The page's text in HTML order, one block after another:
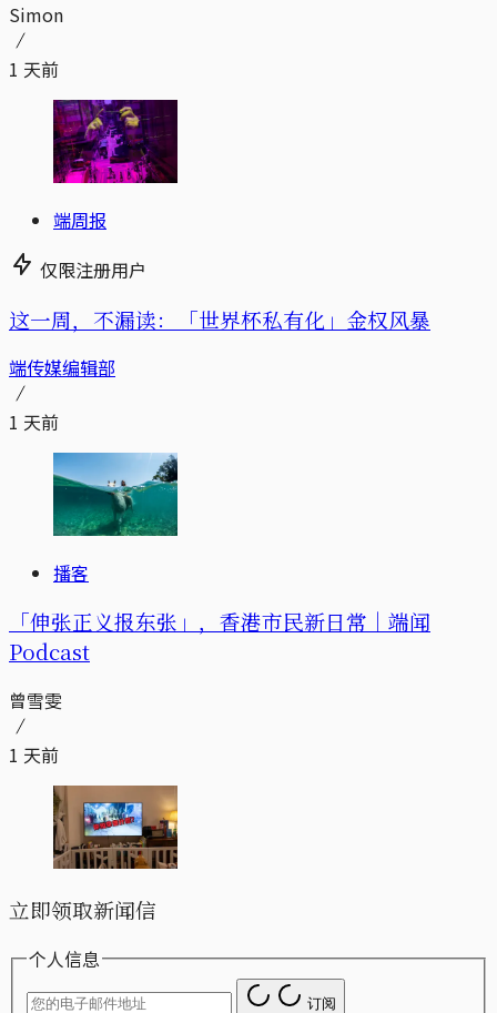
Simon
1 天前
端周报
仅限注册用户
这一周，不漏读：「世界杯私有化」金权风暴
端传媒编辑部
1 天前
播客
「伸张正义报东张」，香港市民新日常｜端闻
Podcast
曾雪雯
1 天前
立即领取新闻信
个人信息
订阅